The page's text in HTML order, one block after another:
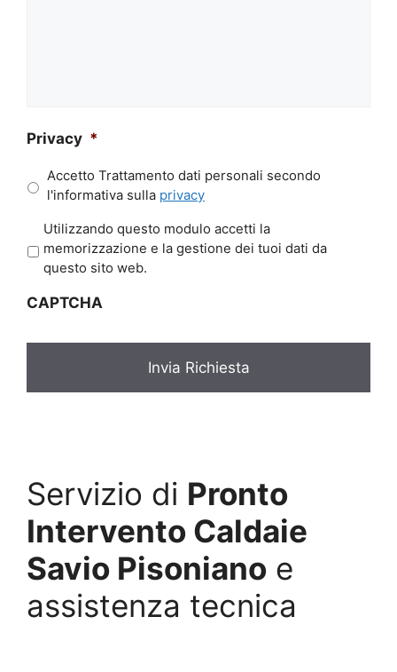
Privacy *
Accetto Trattamento dati personali secondo
l'informativa sulla privacy
r
a
y
Utilizzando questo modulo accetti la
memorizzazione e la gestione dei tuoi dati da
questo sito web.
CAPTCHA
Servizio di Pronto
Intervento Caldaie
Savio Pisoniano e
assistenza tecnica